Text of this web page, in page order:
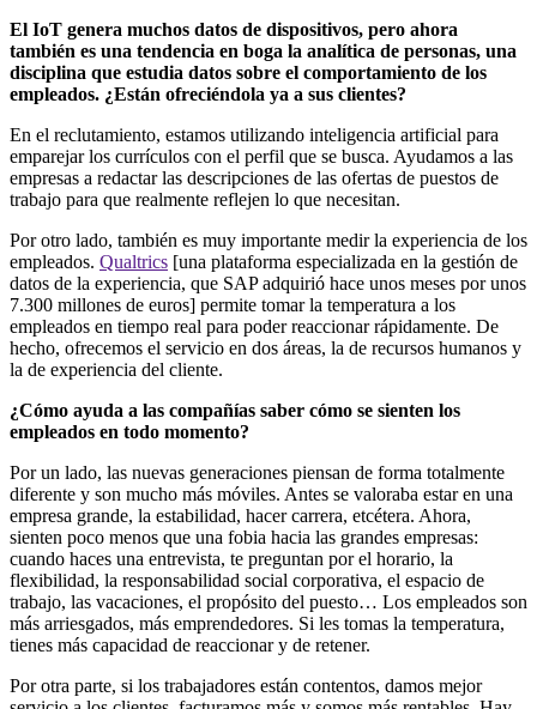
El IoT genera muchos datos de dispositivos, pero ahora
también es una tendencia en boga la analítica de personas, una
disciplina que estudia datos sobre el comportamiento de los
empleados. ¿Están ofreciéndola ya a sus clientes?
En el reclutamiento, estamos utilizando inteligencia artificial para
emparejar los currículos con el perfil que se busca. Ayudamos a las
empresas a redactar las descripciones de las ofertas de puestos de
trabajo para que realmente reflejen lo que necesitan.
Por otro lado, también es muy importante medir la experiencia de los
empleados. Qualtrics [una plataforma especializada en la gestión de
datos de la experiencia, que SAP adquirió hace unos meses por unos
7.300 millones de euros] permite tomar la temperatura a los
empleados en tiempo real para poder reaccionar rápidamente. De
hecho, ofrecemos el servicio en dos áreas, la de recursos humanos y
la de experiencia del cliente.
¿Cómo ayuda a las compañías saber cómo se sienten los
empleados en todo momento?
Por un lado, las nuevas generaciones piensan de forma totalmente
diferente y son mucho más móviles. Antes se valoraba estar en una
empresa grande, la estabilidad, hacer carrera, etcétera. Ahora,
sienten poco menos que una fobia hacia las grandes empresas:
cuando haces una entrevista, te preguntan por el horario, la
flexibilidad, la responsabilidad social corporativa, el espacio de
trabajo, las vacaciones, el propósito del puesto… Los empleados son
más arriesgados, más emprendedores. Si les tomas la temperatura,
tienes más capacidad de reaccionar y de retener.
Por otra parte, si los trabajadores están contentos, damos mejor